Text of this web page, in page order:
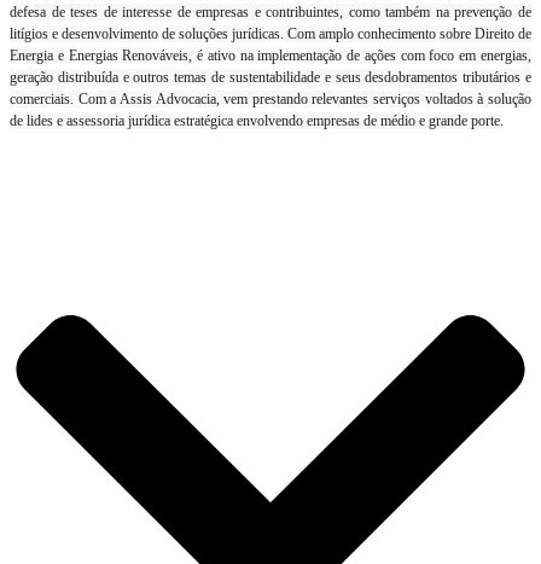
defesa de teses de interesse de empresas e contribuintes, como também na prevenção de
litígios e desenvolvimento de soluções jurídicas. Com amplo conhecimento sobre Direito de
Energia e Energias Renováveis, é ativo na implementação de ações com foco em energias,
geração distribuída e outros temas de sustentabilidade e seus desdobramentos tributários e
comerciais. Com a Assis Advocacia, vem prestando relevantes serviços voltados à solução
de lides e assessoria jurídica estratégica envolvendo empresas de médio e grande porte.